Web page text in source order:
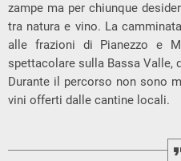
zampe ma per chiunque
tra natura e vino. La
alle frazioni di Pianezzo e
spettacolare sulla Bassa Valle,
Durante il percorso non sono
vini offerti dalle cantine locali.